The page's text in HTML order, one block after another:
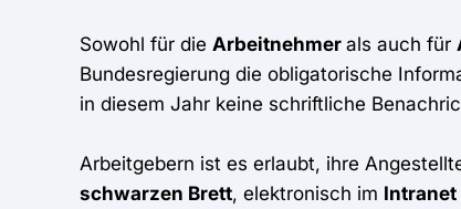
Sowohl für die Arbeitnehmerals auch für
Bundesregierung die obligatorische
in diesem Jahr keine schriftliche
Arbeitgebern ist es erlaubt, ihre
schwarzen Brett, elektronisch im Intranet